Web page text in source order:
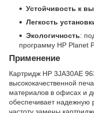
Устойчивость к
Легкость
Экологичность:
программу HP Planet
Применение
Картридж HP 3JA30AE
высококачественной
материалов в офисах и
обеспечивает надежную
частоту замены